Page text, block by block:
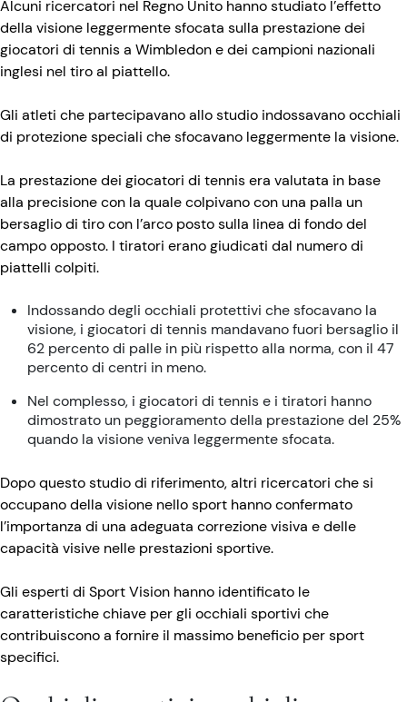
Alcuni ricercatori nel Regno Unito hanno studiato l’effetto
della visione leggermente sfocata sulla prestazione dei
giocatori di tennis a Wimbledon e dei campioni nazionali
inglesi nel tiro al piattello.
Gli atleti che partecipavano allo studio indossavano occhiali
di protezione speciali che sfocavano leggermente la visione.
La prestazione dei giocatori di tennis era valutata in base
alla precisione con la quale colpivano con una palla un
bersaglio di tiro con l’arco posto sulla linea di fondo del
campo opposto. I tiratori erano giudicati dal numero di
piattelli colpiti.
Indossando degli occhiali protettivi che sfocavano la
visione, i giocatori di tennis mandavano fuori bersaglio il
62 percento di palle in più rispetto alla norma, con il 47
percento di centri in meno.
Nel complesso, i giocatori di tennis e i tiratori hanno
dimostrato un peggioramento della prestazione del 25%
quando la visione veniva leggermente sfocata.
Dopo questo studio di riferimento, altri ricercatori che si
occupano della visione nello sport hanno confermato
l’importanza di una adeguata correzione visiva e delle
capacità visive nelle prestazioni sportive.
Gli esperti di Sport Vision hanno identificato le
caratteristiche chiave per gli occhiali sportivi che
contribuiscono a fornire il massimo beneficio per sport
specifici.